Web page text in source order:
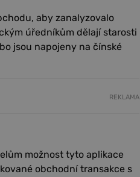
aby zanalyzovalo
úředníkům dělají starosti
jsou napojeny na čínské
REKLAMA
možnost tyto aplikace
obchodní transakce s